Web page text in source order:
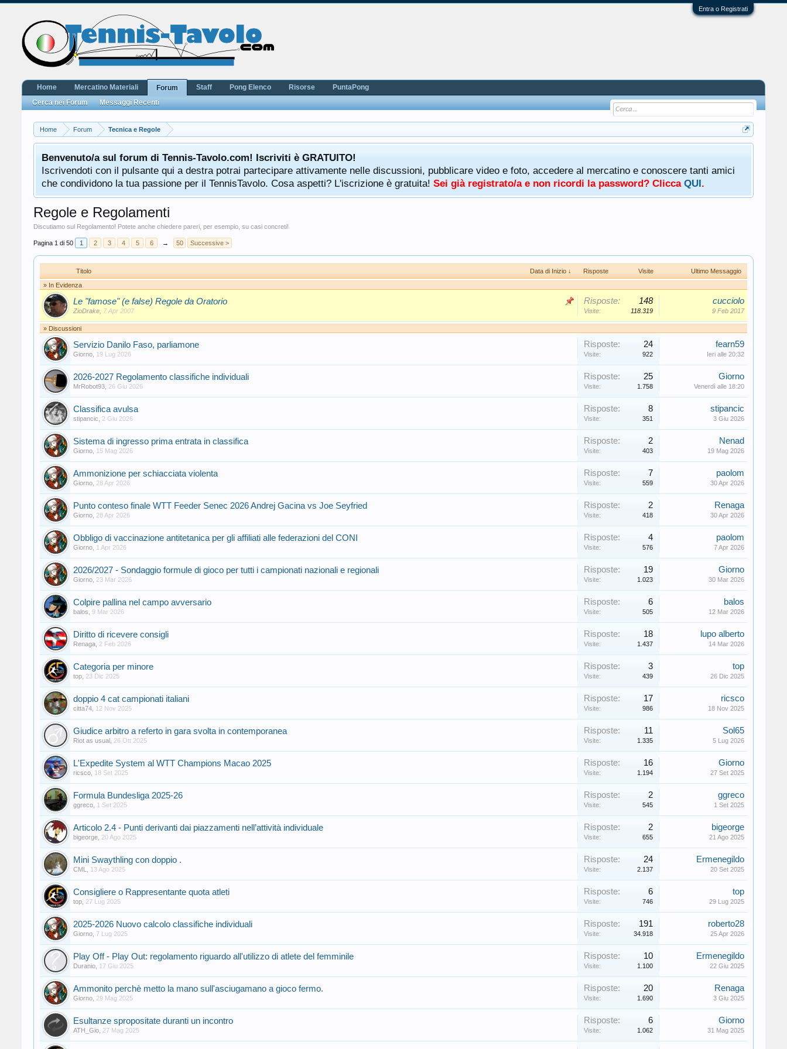
Entra o Registrati
Home Forum Tecnica e Regole
Benvenuto/a sul forum di Tennis-Tavolo.com! Iscriviti è GRATUITO!
Iscrivendoti con il pulsante qui a destra potrai partecipare attivamente nelle discussioni, pubblicare video e foto, accedere al mercatino e conoscere tanti amici
che condividono la tua passione per il TennisTavolo. Cosa aspetti? L'iscrizione è gratuita! Sei già registrato/a e non ricordi la password? Clicca QUI.
Regole e Regolamenti
Discutiamo sul Regolamento! Potete anche chiedere pareri, per esempio, su casi concreti!
Pagina 1 di 50 1 2 3 4 5 6 → 50 Successive >
Titolo Data di Inizio ↓ Risposte Visite
Ultimo Messaggio
» In Evidenza
Le "famose" (e false) Regole da Oratorio
ZioDrake 7 Apr 2007
Risposte: 148
Visite: 118.319
cucciolo
9 Feb 2017
» Discussioni
Servizio Danilo Faso, parliamone
Giorno 19 Lug 2026
Risposte: 24
Visite: 922
fearn59
Ieri alle 20:32
2026-2027 Regolamento classifiche individuali
MrRobot93 26 Giu 2026
Risposte: 25
Visite: 1.758
Giorno
Venerdì alle 18:20
Classifica avulsa
stipancic 2 Giu 2026
Risposte: 8
Visite: 351
stipancic
3 Giu 2026
Sistema di ingresso prima entrata in classifica
Giorno 15 Mag 2026
Risposte: 2
Visite: 403
Nenad
19 Mag 2026
Ammonizione per schiacciata violenta
Giorno 28 Apr 2026
Risposte: 7
Visite: 559
paolom
30 Apr 2026
Punto conteso finale WTT Feeder Senec 2026 Andrej Gacina vs Joe Seyfried
Giorno 28 Apr 2026
Risposte: 2
Visite: 418
Renaga
30 Apr 2026
Obbligo di vaccinazione antitetanica per gli affiliati alle federazioni del CONI
Giorno 1 Apr 2026
Risposte: 4
Visite: 576
paolom
7 Apr 2026
2026/2027 - Sondaggio formule di gioco per tutti i campionati nazionali e regionali
Giorno 23 Mar 2026
Risposte: 19
Visite: 1.023
Giorno
30 Mar 2026
Colpire pallina nel campo avversario
balos 9 Mar 2026
Risposte: 6
Visite: 505
balos
12 Mar 2026
Diritto di ricevere consigli
Renaga 2 Feb 2026
Risposte: 18
Visite: 1.437
lupo alberto
14 Mar 2026
Categoria per minore
top 23 Dic 2025
Risposte: 3
Visite: 439
top
26 Dic 2025
doppio 4 cat campionati italiani
citta74 12 Nov 2025
Risposte: 17
Visite: 986
ricsco
18 Nov 2025
Giudice arbitro a referto in gara svolta in contemporanea
Riot as usual 26 Ott 2025
Risposte: 11
Visite: 1.335
Sol65
5 Lug 2026
L'Expedite System al WTT Champions Macao 2025
ricsco 18 Set 2025
Risposte: 16
Visite: 1.194
Giorno
27 Set 2025
Formula Bundesliga 2025-26
ggreco 1 Set 2025
Risposte: 2
Visite: 545
ggreco
1 Set 2025
Articolo 2.4 - Punti derivanti dai piazzamenti nell’attività individuale
bigeorge 20 Ago 2025
Risposte: 2
Visite: 655
bigeorge
21 Ago 2025
Mini Swaythling con doppio .
CML 13 Ago 2025
Risposte: 24
Visite: 2.137
Ermenegildo
20 Set 2025
Consigliere o Rappresentante quota atleti
top 27 Lug 2025
Risposte: 6
Visite: 746
top
29 Lug 2025
2025-2026 Nuovo calcolo classifiche individuali
Giorno 7 Lug 2025
Risposte: 191
Visite: 34.918
roberto28
25 Apr 2026
Play Off - Play Out: regolamento riguardo all'utilizzo di atlete del femminile
Duranio 17 Giu 2025
Risposte: 10
Visite: 1.100
Ermenegildo
22 Giu 2025
Ammonito perchè metto la mano sull'asciugamano a gioco fermo.
Giorno 29 Mag 2025
Risposte: 20
Visite: 1.690
Renaga
3 Giu 2025
Esultanze spropositate duranti un incontro
ATH_Gio 27 Mag 2025
Risposte: 6
Visite: 1.062
Giorno
31 Mag 2025
Home Mercatino Materiali
Forum
Cerca nei Forum
Messaggi Recenti
Staff Pong Elenco Risorse PuntaPong